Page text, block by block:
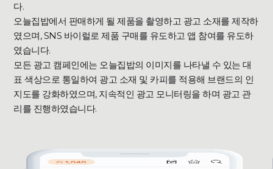
다.
오늘집밥에서 판매하게 될 제품을 촬영하고 광고 소재를 제작하
였으며, SNS 바이럴로 제품 구매를 유도하고 앱 참여를 유도하
였습니다.
모든 광고 캠페인에는 오늘집밥의 이미지를 나타낼 수 있는 대
표 색상으로 통일하여 광고 소재 및 카피를 적용해 브랜드의 인
지도를 강화하였으며, 지속적인 광고 모니터링을 하며 광고 관
리를 진행하였습니다.